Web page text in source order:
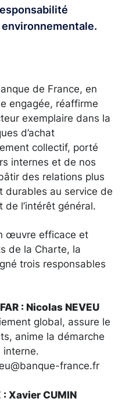
de France, en
engagée, réaffirme
exemplaire dans la
d’achat
collectif, porté
internes et de nos
des relations plus
durables au service de
l’intérêt général.
œuvre efficace et
de la Charte, la
trois responsables
: Nicolas NEVEU
global, assure le
anime la démarche
interne.
france.fr
Xavier CUMIN